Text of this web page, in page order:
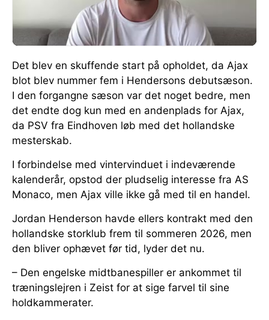
Det blev en skuffende start på opholdet, da Ajax
blot blev nummer fem i Hendersons debutsæson.
I den forgangne sæson var det noget bedre, men
det endte dog kun med en andenplads for Ajax,
da PSV fra Eindhoven løb med det hollandske
mesterskab.
I forbindelse med vintervinduet i indeværende
kalenderår, opstod der pludselig interesse fra AS
Monaco, men Ajax ville ikke gå med til en handel.
Jordan Henderson havde ellers kontrakt med den
hollandske storklub frem til sommeren 2026, men
den bliver ophævet før tid, lyder det nu.
– Den engelske midtbanespiller er ankommet til
træningslejren i Zeist for at sige farvel til sine
holdkammerater.